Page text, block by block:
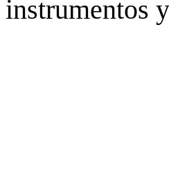
instrumentos